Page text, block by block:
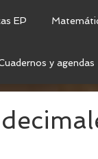
EP
y agendas